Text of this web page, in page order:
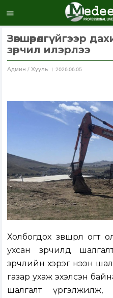
Зөвшөөрөлгүйгээр
зөрчил илэрлээ
Aдмин / Хууль 2026.06.05
Холбогдох зөвшөөрөл
ухсан зөрчилд
зөрчлийн хэрэг нээн
газар ухаж эхэлсэн
шалгалт үргэлжилж,